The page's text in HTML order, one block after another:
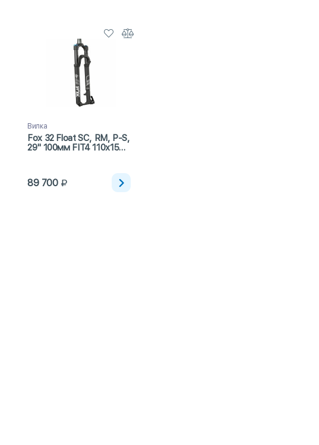
Вилка
Fox 32 Float SC, RM, P-S,
29" 100мм FIT4 110х15
89 700